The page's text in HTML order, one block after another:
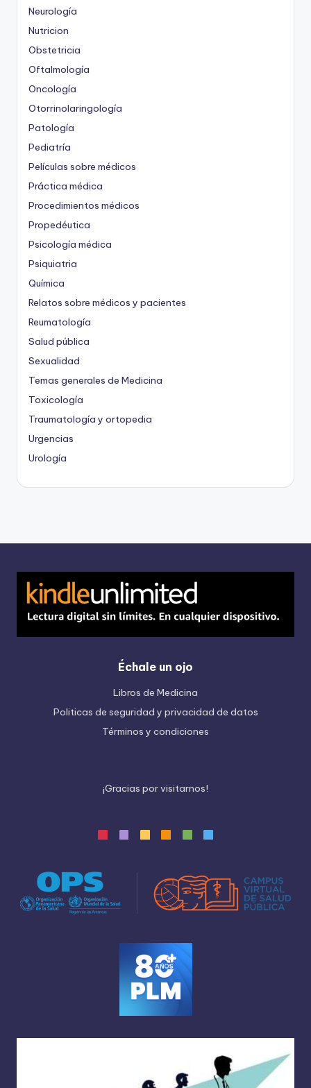
Neurología
Nutricion
Obstetricia
Oftalmología
Oncología
Otorrinolaringología
Patología
Pediatría
Películas sobre médicos
Práctica médica
Procedimientos médicos
Propedéutica
Psicología médica
Psiquiatria
Química
Relatos sobre médicos y pacientes
Reumatología
Salud pública
Sexualidad
Temas generales de Medicina
Toxicología
Traumatología y ortopedia
Urgencias
Urología
Échale un ojo
Libros de Medicina
Politicas de seguridad y privacidad de datos
Términos y condiciones
¡Gracias porvisitarnos!